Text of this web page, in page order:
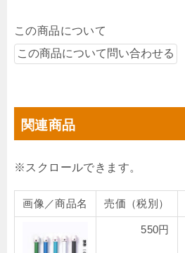
この商品について
関連商品
画像／商品名 売価（税別）
550円